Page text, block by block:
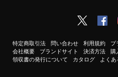
特定商取引法 問い合わせ 利用規約 プ
会社概要
ブランドサイト 決済方法
購
領収書の発行について
カタログ よくあ